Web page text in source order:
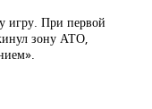
игру. При первой
зону АТО,